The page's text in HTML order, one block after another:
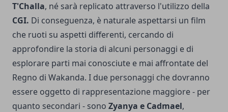
T'Challa, né sarà replicato attraverso l'utilizzo della
CGI. Di conseguenza, è naturale aspettarsi un film
che ruoti su aspetti differenti, cercando di
approfondire la storia di alcuni personaggi e di
esplorare parti mai conosciute e mai affrontate del
Regno di Wakanda. I due personaggi che dovranno
essere oggetto di rappresentazione maggiore - per
quanto secondari - sono Zyanya e Cadmael,